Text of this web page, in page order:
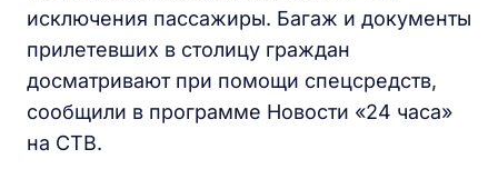
исключения пассажиры. Багаж и документы
прилетевших в столицу граждан
досматривают при помощи спецсредств,
сообщили в программе Новости «24 часа»
на СТВ.